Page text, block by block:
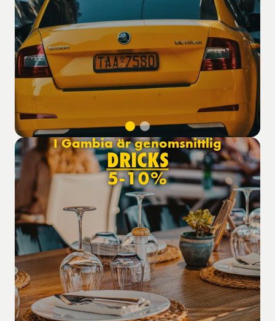
I Gambia är genomsnittlig
DRICKS
5-10%